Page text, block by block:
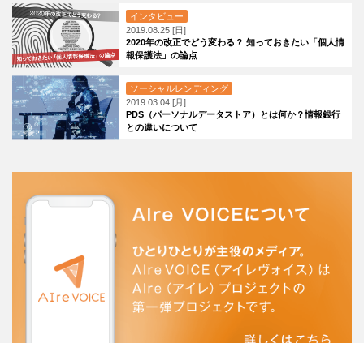
インタビュー
2019.08.25 [日]
2020年の改正でどう変わる？ 知っておきたい「個人情
報保護法」の論点
ソーシャルレンディング
2019.03.04 [月]
PDS（パーソナルデータストア）とは何か？情報銀行
との違いについて